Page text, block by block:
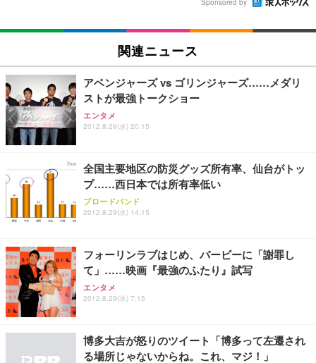
Sponsored by
関連ニュース
アベンジャーズ vs ゴリンジャーズ……メダリ
ストが最強トークショー
エンタメ
2012.8.29(水) 20:15
全国主要地区の防災グッズ所有率、仙台がトッ
プ……西日本では所有率低い
ブロードバンド
2012.8.29(水) 14:15
フォーリンラブはじめ、バービーに「謝罪し
て」……映画『最強のふたり』試写
エンタメ
2012.8.29(水) 7:15
博多大吉が怒りのツイート「博多って左遷され
る場所じゃないからね。これ、マジ！」